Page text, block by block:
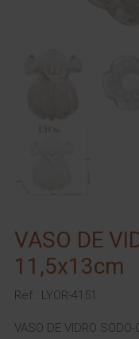
VASO DE
11,5x13cm
Ref.: LYOR-4151
VASO DE VIDRO